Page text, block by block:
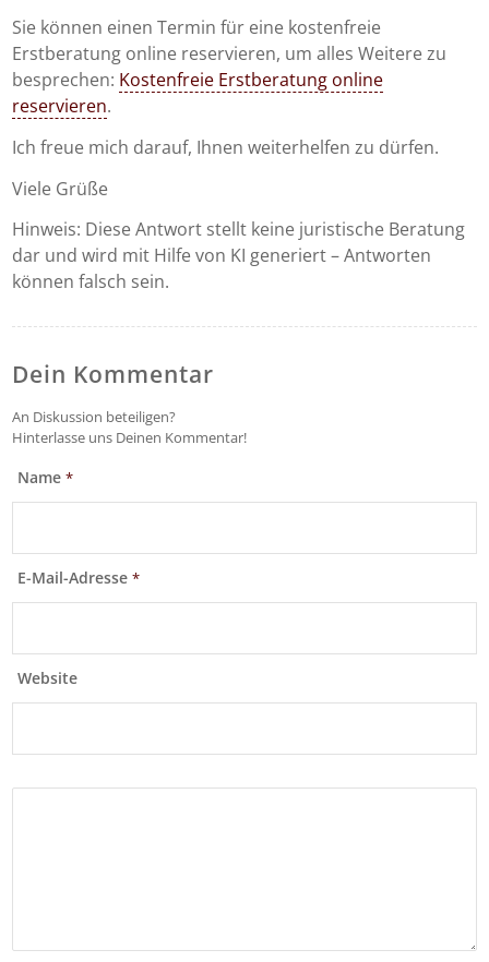
Sie können einen Termin für eine kostenfreie
Erstberatung online reservieren, um alles Weitere zu
besprechen: Kostenfreie Erstberatung online
reservieren.
Ich freue mich darauf, Ihnen weiterhelfen zu dürfen.
Viele Grüße
Hinweis: Diese Antwort stellt keine juristische Beratung
dar und wird mit Hilfe von KI generiert – Antworten
können falsch sein.
Dein Kommentar
An Diskussion beteiligen?
Hinterlasse uns Deinen Kommentar!
Name*
E-Mail-Adresse*
Website